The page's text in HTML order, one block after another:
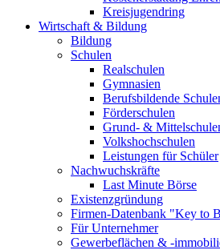
Kreisjugendring
Wirtschaft & Bildung
Bildung
Schulen
Realschulen
Gymnasien
Berufsbildende
Förderschulen
Grund- &
Volkshochschulen
Leistungen für Schüler
Nachwuchskräfte
Last Minute Börse
Existenzgründung
Firmen-Datenbank "Key to
Für Unternehmer
Gewerbeflächen & -